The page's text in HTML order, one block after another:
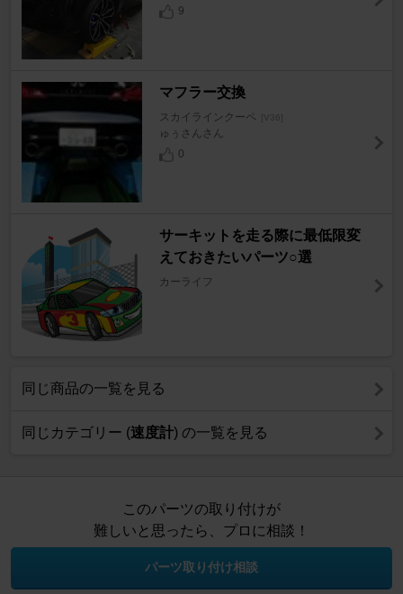
9
マフラー交換
スカイラインクーペ [V36]
ゅぅさんさん
0
サーキットを走る際に最低限変
えておきたいパーツ○選
カーライフ
同じ商品の一覧を見る
同じカテゴリー (速度計) の一覧を見る
このパーツの取り付けが
難しいと思ったら、プロに相談！
パーツ取り付け相談